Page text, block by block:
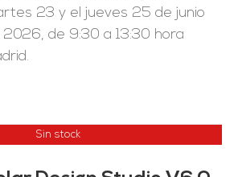
23 y el jueves 25 de junio
2026, de 9:30 a 13:30 hora
Sin stock